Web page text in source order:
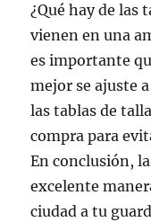
¿Qué hay de las
vienen en una
es importante
mejor se ajuste
las tablas de
compra para
En conclusión,
excelente
ciudad a tu